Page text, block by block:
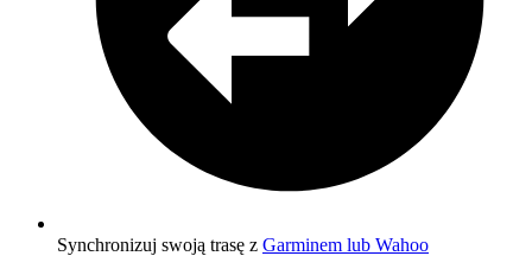
Synchronizuj swoją trasę z Garminem lub Wahoo